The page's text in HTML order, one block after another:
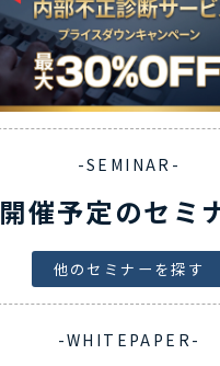
-SEMINAR-
開催予定のセミ
他のセミナーを探す
-WHITEPAPER-